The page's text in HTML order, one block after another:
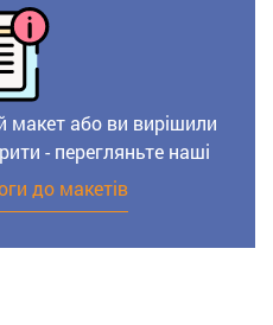
макет або ви вирішили
- перегляньте наші
до макетів